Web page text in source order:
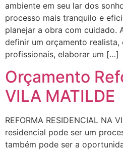
ambiente em seu lar dos
processo mais tranquilo e
planejar a obra com cuidado.
definir um orçamento realista,
profissionais, elaborar um […]
Orçamento
VILA MATILDE
REFORMA RESIDENCIAL NA
residencial pode ser um
também pode ser a